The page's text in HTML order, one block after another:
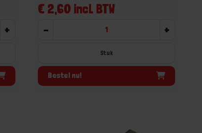
+
€ 2,60 incl. BTW
- +
Stuk
Bestel nu!